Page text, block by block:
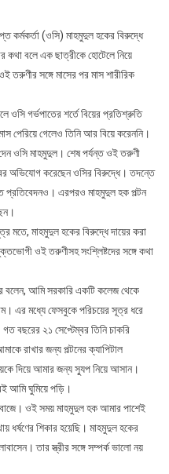
ওসি
কর্মকর্তা (ওসি) মাহমুদুল হকের বিরুদ্ধে
কথা বলে এক ছাত্রীকে হোটেলে নিয়ে
তরুণীর সঙ্গে মাসের পর মাস শারীরিক
গর্ভপাতের শর্তে বিয়ের প্রতিশ্রুতি
পেরিয়ে গেলেও তিনি আর বিয়ে করেননি।
ওসি মাহমুদুল। শেষ পর্যন্ত ওই তরুণী
অভিযোগ করেছেন ওসির বিরুদ্ধে। তদন্তে
প্রতিবেদনও। এরপরও মাহমুদুল হক পল্টন
মতে, মাহমুদুল হকের বিরুদ্ধে দায়ের করা
ওই তরুণীসহ সংশ্লিষ্টদের সঙ্গে কথা
আমি সরকারি একটি কলেজ থেকে
এর মধ্যে ফেসবুকে পরিচয়ের সূত্র ধরে
বছরের ২১ সেপ্টেম্বর তিনি চাকরি
রাখার জন্য পল্টনের ক্যাপিটাল
দিয়ে আমার জন্য স্যুপ নিয়ে আসান।
আমি ঘুমিয়ে পড়ি।
ওই সময় মাহমুদুল হক আমার পাশেই
ধর্ষণের শিকার হয়েছি। মাহমুদুল হকের
তার স্ত্রীর সঙ্গে সম্পর্ক ভালো নয়